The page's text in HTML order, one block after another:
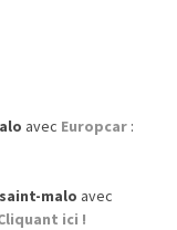
avec Europcar :
saint-malo avec
ici !